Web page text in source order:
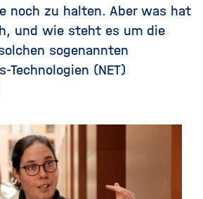
noch zu halten. Aber was hat
und wie steht es um die
sogenannten
Technologien (NET)